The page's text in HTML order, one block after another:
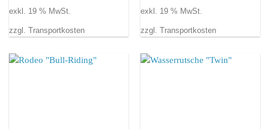
exkl. 19 % MwSt.
zzgl. Transportkosten
exkl. 19 % MwSt.
zzgl. Transportkosten